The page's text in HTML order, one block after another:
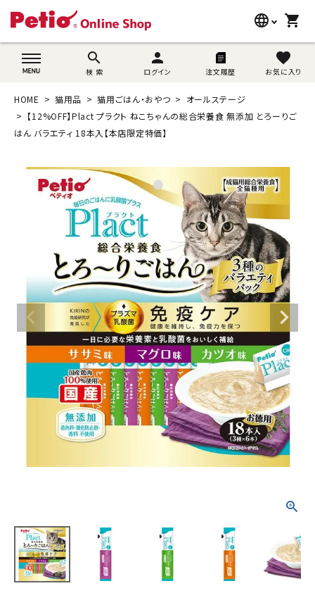
language
wovn-lang-name
shopping_cart
search
検 索
person
ログイン 注文履歴
favorite
お気に入り
search
猫用品
ブランド別に探す
目的別に探す
SNS
ご利用案内
ACCOUNT MENU
ようこそ ゲスト 様
ログイン person 新規会員登録
HOME 猫用品 猫用ごはん・おやつ
オールステージ
【12%OFF】Plact プラクト ねこちゃんの総合栄養食 無添加 とろーりご
はん バラエティ 18本入【本店限定特価】